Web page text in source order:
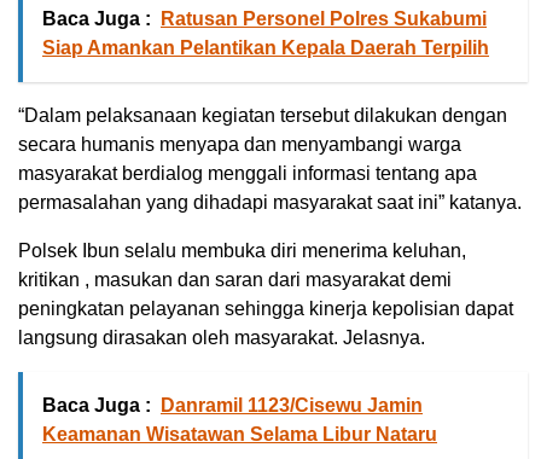
Baca Juga :
Ratusan Personel Polres Sukabumi
Siap Amankan Pelantikan Kepala Daerah Terpilih
“Dalam pelaksanaan kegiatan tersebut dilakukan dengan
secara humanis menyapa dan menyambangi warga
masyarakat berdialog menggali informasi tentang apa
permasalahan yang dihadapi masyarakat saat ini” katanya.
Polsek Ibun selalu membuka diri menerima keluhan,
kritikan , masukan dan saran dari masyarakat demi
peningkatan pelayanan sehingga kinerja kepolisian dapat
langsung dirasakan oleh masyarakat. Jelasnya.
Baca Juga :
Danramil 1123/Cisewu Jamin
Keamanan Wisatawan Selama Libur Nataru